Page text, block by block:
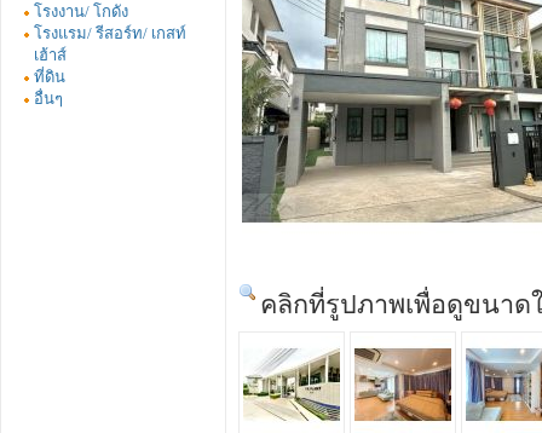
โรงงาน/ โกดัง
โรงแรม/ รีสอร์ท/ เกสท์
เฮ้าส์
ที่ดิน
อื่นๆ
คลิกที่รูปภาพเพื่อดูขนาด